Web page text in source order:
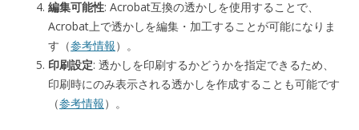
編集可能性: Acrobat互換の透かしを使用することで、
Acrobat上で透かしを編集・加工することが可能になりま
す（参考情報）。
印刷設定: 透かしを印刷するかどうかを指定できるため、
印刷時にのみ表示される透かしを作成することも可能です
（参考情報）。